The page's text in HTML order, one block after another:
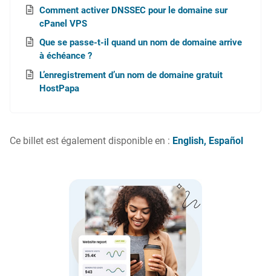
Comment activer DNSSEC pour le domaine sur
cPanel VPS
Que se passe-t-il quand un nom de domaine arrive
à échéance ?
L’enregistrement d’un nom de domaine gratuit
HostPapa
Ce billet est également disponible en : English Español